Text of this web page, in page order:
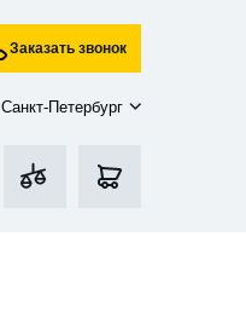
Заказать звонок
Санкт-Петербург